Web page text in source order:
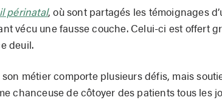
périnatal, où sont partagés les témoignages
vécu une fausse couche. Celui-ci est offert
deuil.
métier comporte plusieurs défis, mais
chanceuse de côtoyer des patients tous les